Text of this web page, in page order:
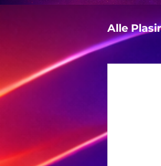
Alle